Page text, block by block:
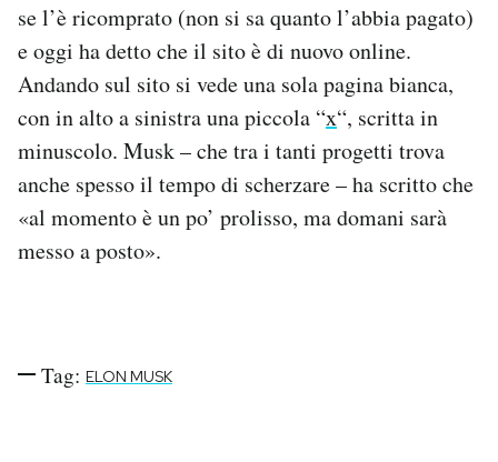
AREA PERSONALE
Area Personale
Newsletter
Notifiche mobile
Regala il Post
Hai bisogno di aiuto?
Esci
se l’è ricomprato (non si sa quanto l’abbia pagato)
e oggi ha detto che il sito è di nuovo online.
Andando sul sito si vede una sola pagina bianca,
con in alto a sinistra una piccola “x“, scritta in
minuscolo. Musk – che tra i tanti progetti trova
anche spesso il tempo di scherzare – ha scritto che
«al momento è un po’ prolisso, ma domani sarà
messo a posto».
Tag: ELON MUSK